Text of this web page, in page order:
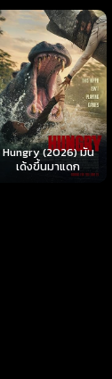
Hungry (2026) มัน
เด้งขึ้นมาแดก